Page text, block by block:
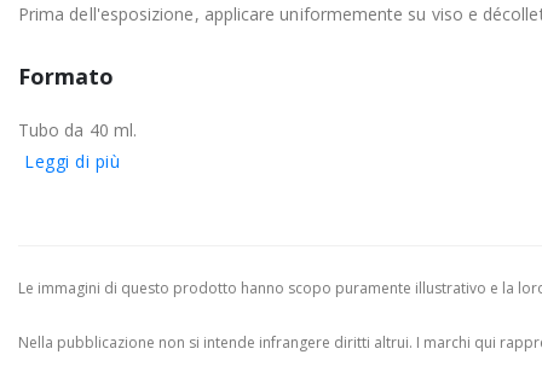
Prima dell'esposizione, applicare uniformemente su viso e
Formato
Tubo da 40 ml.
Leggi di più
Le immagini di questo prodotto hanno scopo puramente illustrativo e la
Nella pubblicazione non si intende infrangere diritti altrui. I marchi qui